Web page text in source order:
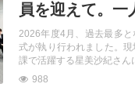
員を迎えて。一
2026年度4月、過去最多
式が執り行われました。
課で活躍する星美沙紀さん
988